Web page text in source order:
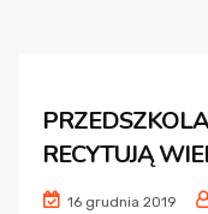
RECYTUJĄ
16 grudnia 2019